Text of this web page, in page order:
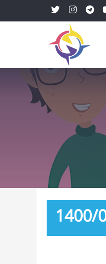
1400/